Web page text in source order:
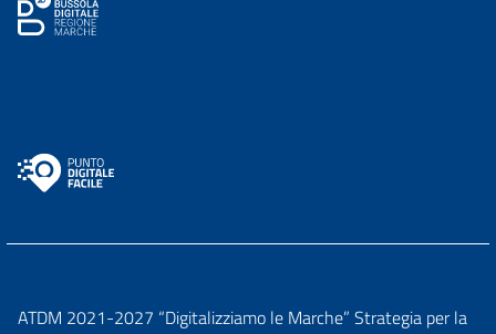
ATDM 2021-2027 “Digitalizziamo le Marche” Strategia per la